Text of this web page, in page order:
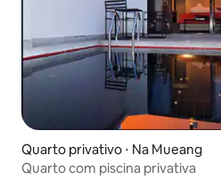
Quarto privativo ⋅ Na Mueang
Quarto com piscina privativa